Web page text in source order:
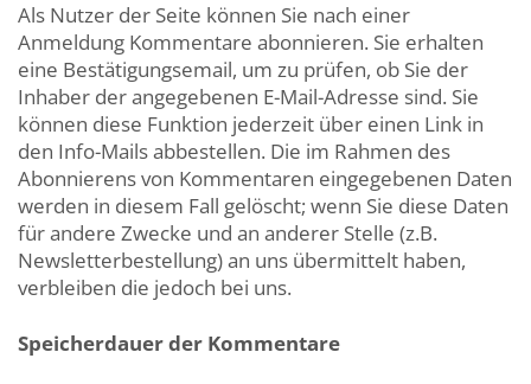
Als Nutzer der Seite können Sie nach einer
Anmeldung Kommentare abonnieren. Sie erhalten
eine Bestätigungsemail, um zu prüfen, ob Sie der
Inhaber der angegebenen E-Mail-Adresse sind. Sie
können diese Funktion jederzeit über einen Link in
den Info-Mails abbestellen. Die im Rahmen des
Abonnierens von Kommentaren eingegebenen Daten
werden in diesem Fall gelöscht; wenn Sie diese Daten
für andere Zwecke und an anderer Stelle (z.B.
Newsletterbestellung) an uns übermittelt haben,
verbleiben die jedoch bei uns.
Speicherdauer der Kommentare